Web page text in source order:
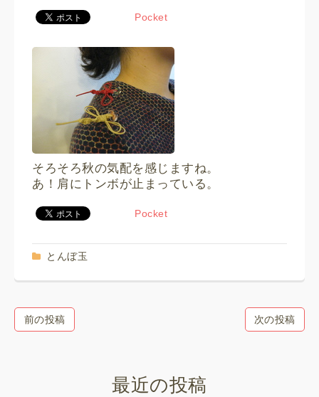
Pocket
そろそろ秋の気配を感じますね。
あ！肩にトンボが止まっている。
Pocket
とんぼ玉
前の投稿 次の投稿
最近の投稿